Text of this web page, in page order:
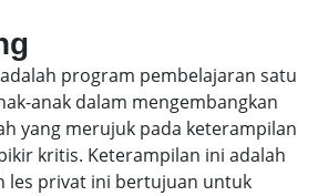
program pembelajaran satu
anak dalam mengembangkan
yang merujuk pada keterampilan
kritis. Keterampilan ini adalah
les privat ini bertujuan untuk